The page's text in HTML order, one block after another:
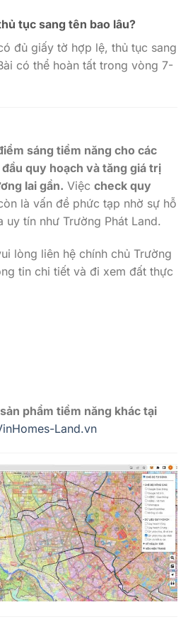
tục sang tên bao lâu?
đủ giấy tờ hợp lệ, thủ tục sang
có thể hoàn tất trong vòng 7-
sáng tiềm năng cho các
quy hoạch và tăng giá trị
lai gần. Việc check quy
là vấn đề phức tạp nhờ sự hỗ
uy tín như Trường Phát Land.
lòng liên hệ chính chủ Trường
tin chi tiết và đi xem đất thực
phẩm tiềm năng khác tại
Land.vn